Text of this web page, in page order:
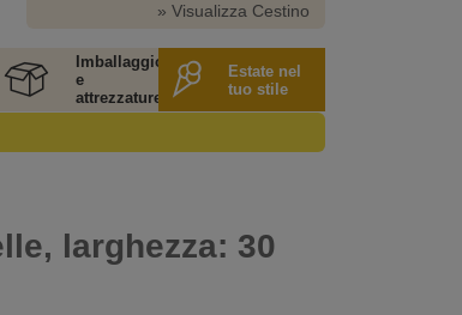
» Visualizza Cestino
Imballaggio
e
attrezzature
Estate nel
tuo stile
larghezza: 30